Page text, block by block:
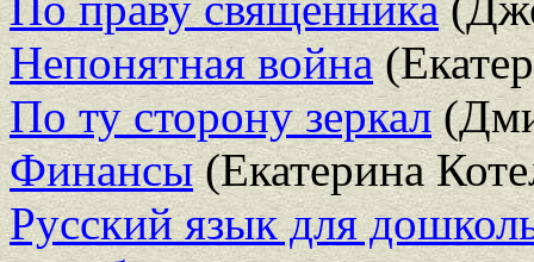
Непонятная война
По ту сторону зеркал
Финансы(Екатерина
Русский язык для